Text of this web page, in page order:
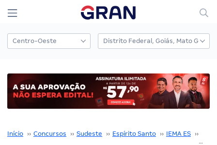
Início ›› Concursos ›› Sudeste ›› Espírito Santo ›› IEMA ES ››